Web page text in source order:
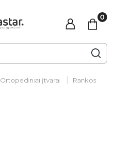
Ortopediniai įtvarai
Rankos